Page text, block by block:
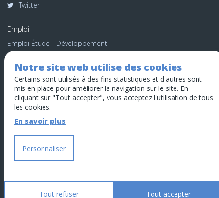
Notre site web utilise des cookies
Certains sont utilisés à des fins statistiques et d'autres sont
mis en place pour améliorer la navigation sur le site. En
cliquant sur "Tout accepter", vous acceptez l'utilisation de tous
les cookies.
En savoir plus
Personnaliser
Tout refuser Tout accepter
Twitter
Emploi
Emploi Étude - Développement
Emploi Infrastructure
Emploi Web - Digital
Recrutement Interne
Données personnelles
Gestion des cookies
Contacter webmaster
Venez nous voir